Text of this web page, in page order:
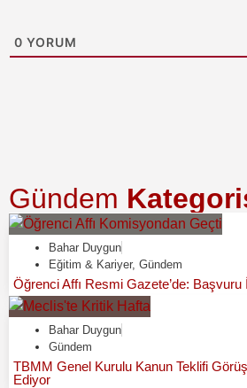
0 YORUM
Gündem
Bahar Duygun
Eğitim & Kariyer, Gündem
Öğrenci Affı Resmi Gazete’de:
Bahar Duygun
Gündem
TBMM Genel Kurulu Kanun Teklifi
Ediyor